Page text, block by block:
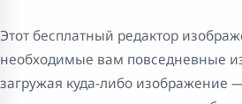
Этот бесплатный редактор
необходимые вам повседневные
загружая куда-либо изображение